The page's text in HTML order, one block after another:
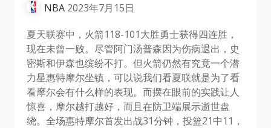
NBA 2023年7月15日
夏天联赛中，火箭118-101大胜勇士获得四连胜，
现在未曾一败。尽管阿门汤普森因为伤病退出，史
密斯和伊森也缤纷不打。但火箭仍然有究竟一个潜
力星惠特摩尔坐镇，可以说我们看夏联就是为了看
看摩尔会有什么样的表现。而摆在眼前的实践让人
惊喜，摩尔越打越好，而且在防卫端展示逝世盘
绕。全场惠特摩尔首发出战31分钟，投篮21中11，